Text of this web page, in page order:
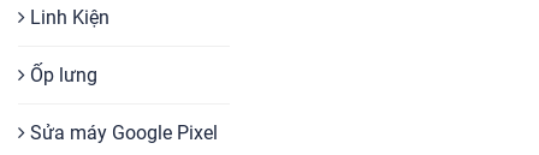
Linh Kiện
Ốp lưng
Sửa máy Google Pixel